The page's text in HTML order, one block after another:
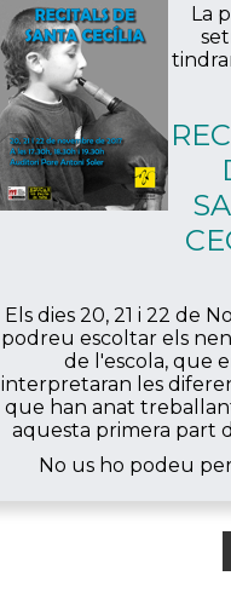
La
Els dies 20, 21 i 22 de
podreu escoltar els
de l'escola, que
interpretaran les
que han anat
aquesta primera part
No us ho podeu